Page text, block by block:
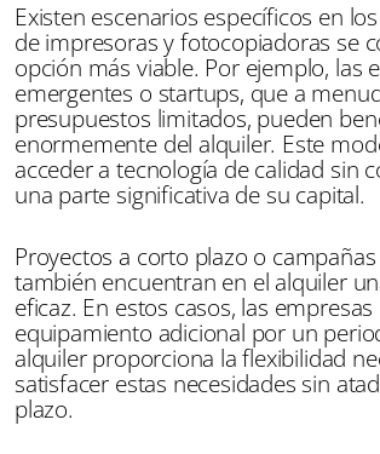
Existen escenarios específicos en
de impresoras y fotocopiadoras se
opción más viable. Por ejemplo, las
emergentes o startups, que a
presupuestos limitados, pueden
enormemente del alquiler. Este
acceder a tecnología de calidad sin
una parte significativa de su capital.
Proyectos a corto plazo o
también encuentran en el alquiler
eficaz. En estos casos, las
equipamiento adicional por un
alquiler proporciona la flexibilidad
satisfacer estas necesidades sin
plazo.